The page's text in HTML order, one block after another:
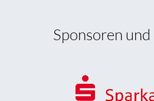
Sponsoren